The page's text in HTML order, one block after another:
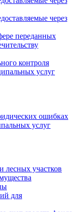
через
переданных
контроля
услуг
ошибках
услуг
лесных участков
для